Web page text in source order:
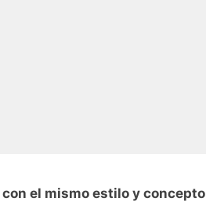
con el mismo estilo y concepto